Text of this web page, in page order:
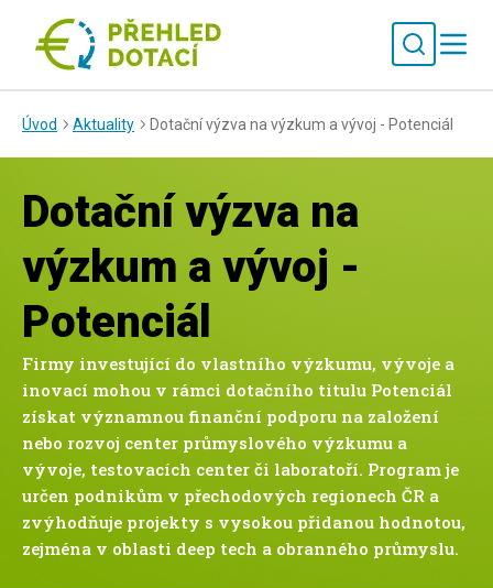
Úvod Aktuality Dotační výzva na výzkum a vývoj - Potenciál
Dotační výzva na
výzkum a vývoj -
Potenciál
Firmy investující do vlastního výzkumu, vývoje a
inovací mohou v rámci dotačního titulu Potenciál
získat významnou finanční podporu na založení
nebo rozvoj center průmyslového výzkumu a
vývoje, testovacích center či laboratoří. Program je
určen podnikům v přechodových regionech ČR a
zvýhodňuje projekty s vysokou přidanou hodnotou,
zejména v oblasti deep tech a obranného průmyslu.